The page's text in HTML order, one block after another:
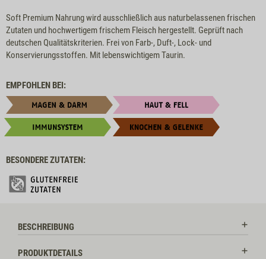
Soft Premium Nahrung wird ausschließlich aus naturbelassenen frischen
Zutaten und hochwertigem frischem Fleisch hergestellt. Geprüft nach
deutschen Qualitätskriterien. Frei von Farb-, Duft-, Lock- und
Konservierungsstoffen. Mit lebenswichtigem Taurin.
EMPFOHLEN BEI:
BESONDERE ZUTATEN:
BESCHREIBUNG
PRODUKTDETAILS